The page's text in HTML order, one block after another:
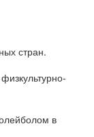
стран.
в